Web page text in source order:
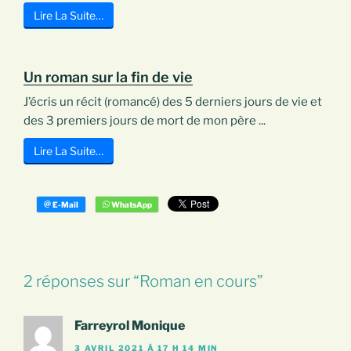
Lire La Suite…
Un roman sur la fin de vie
J’écris un récit (romancé) des 5 derniers jours de vie et
des 3 premiers jours de mort de mon père ...
Lire La Suite…
2 réponses sur “Roman en cours”
Farreyrol Monique
3 AVRIL 2021 À 17 H 14 MIN